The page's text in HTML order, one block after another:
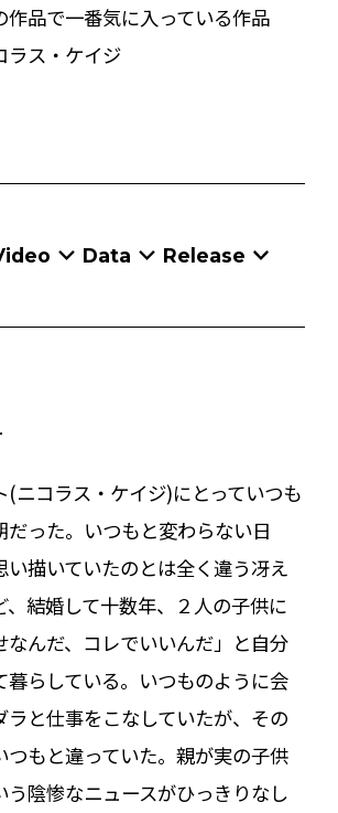
作品で一番気に入っている作品
ス・ケイジ
Data Release
(ニコラス・ケイジ)にとっていつも
だった。いつもと変わらない日
い描いていたのとは全く違う冴え
、結婚して十数年、２人の子供に
なんだ、コレでいいんだ」と自分
暮らしている。いつものように会
ラと仕事をこなしていたが、その
つもと違っていた。親が実の子供
う陰惨なニュースがひっきりなし